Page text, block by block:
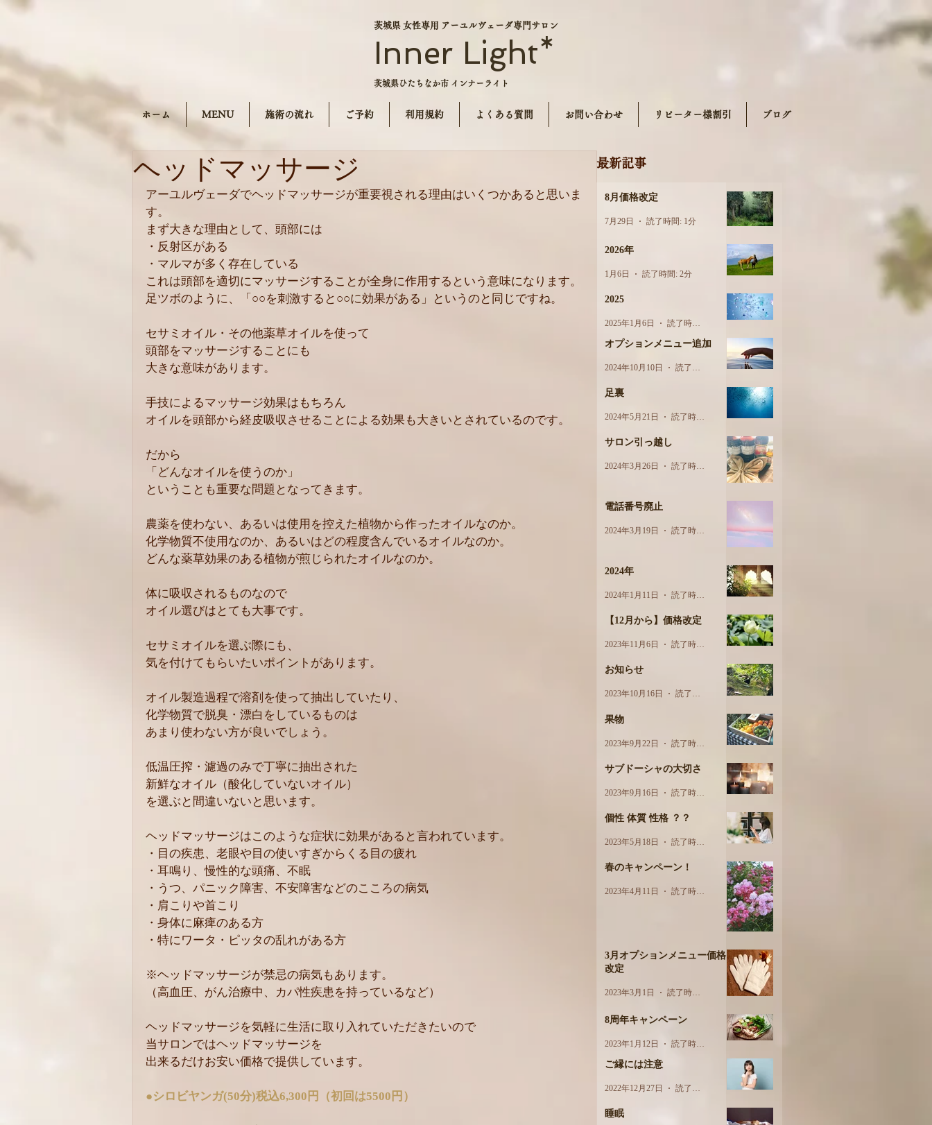
茨城県 女性専用 アーユルヴェーダ専門サロン
Inner Light*
茨城県ひたちなか市 インナーライト
ホーム MENU 施術の流れ ご予約 利用規約 よくある質問 お問い合わせ リピーター様割引 ブログ
ヘッドマッサージ
アーユルヴェーダでヘッドマッサージが重要視される理由はいくつかあると思いま
す。
まず大きな理由として、頭部には
・反射区がある
・マルマが多く存在している
これは頭部を適切にマッサージすることが全身に作用するという意味になります。
足ツボのように、「○○を刺激すると○○に効果がある」というのと同じですね。
セサミオイル・その他薬草オイルを使って
頭部をマッサージすることにも
大きな意味があります。
手技によるマッサージ効果はもちろん
オイルを頭部から経皮吸収させることによる効果も大きいとされているのです。
だから
「どんなオイルを使うのか」
ということも重要な問題となってきます。
農薬を使わない、あるいは使用を控えた植物から作ったオイルなのか。
化学物質不使用なのか、あるいはどの程度含んでいるオイルなのか。
どんな薬草効果のある植物が煎じられたオイルなのか。
体に吸収されるものなので
オイル選びはとても大事です。
セサミオイルを選ぶ際にも、
気を付けてもらいたいポイントがあります。
オイル製造過程で溶剤を使って抽出していたり、
化学物質で脱臭・漂白をしているものは
あまり使わない方が良いでしょう。
低温圧搾・濾過のみで丁寧に抽出された
新鮮なオイル（酸化していないオイル）
を選ぶと間違いないと思います。
ヘッドマッサージはこのような症状に効果があると言われています。
・目の疾患、老眼や目の使いすぎからくる目の疲れ
・耳鳴り、慢性的な頭痛、不眠
・うつ、パニック障害、不安障害などのこころの病気
・肩こりや首こり
・身体に麻痺のある方
・特にワータ・ピッタの乱れがある方
※ヘッドマッサージが禁忌の病気もあります。
（高血圧、がん治療中、カパ性疾患を持っているなど）
ヘッドマッサージを気軽に生活に取り入れていただきたいので
当サロンではヘッドマッサージを
出来るだけお安い価格で提供しています。
●シロビヤンガ(50分)税込6,300円（初回は5500円）
最新記事
8月価格改定
7月29日 読了時間: 1分
2026年
1月6日 読了時間: 2分
2025
2025年1月6日
オプションメニュー追加
2024年10月10日
足裏
2024年5月21日
サロン引っ越し
2024年3月26日
電話番号廃止
2024年3月19日
2024年
2024年1月11日
【12月から】価格改定
2023年11月6日
お知らせ
2023年10月16日
果物
2023年9月22日
サブドーシャの大切さ
2023年9月16日
個性 体質 性格 ？？
2023年5月18日
春のキャンペーン！
2023年4月11日
3月オプションメニュー価格
改定
2023年3月1日
8周年キャンペーン
2023年1月12日
ご縁には注意
2022年12月27日
睡眠